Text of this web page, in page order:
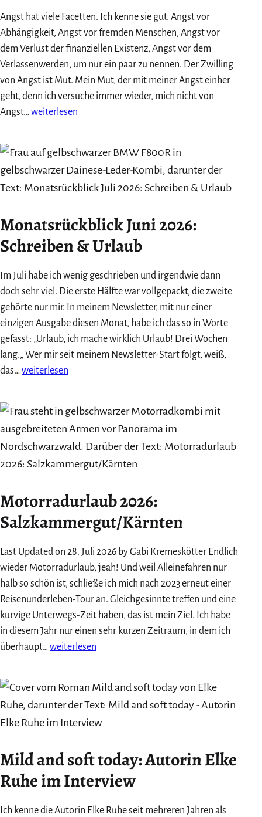
Angst hat viele Facetten. Ich kenne sie gut. Angst vor
Abhängigkeit, Angst vor fremden Menschen, Angst vor
dem Verlust der finanziellen Existenz, Angst vor dem
Verlassenwerden, um nur ein paar zu nennen. Der Zwilling
von Angst ist Mut. Mein Mut, der mit meiner Angst einher
geht, denn ich versuche immer wieder, mich nicht von
Angst… Angst
Was
mir
das
Festival
über
das
Alleinsein
zeigte
weiterlesen
Monatsrückblick Juni 2026:
Schreiben & Urlaub
Im Juli habe ich wenig geschrieben und irgendwie dann
doch sehr viel. Die erste Hälfte war vollgepackt, die zweite
gehörte nur mir. In meinem Newsletter, mit nur einer
einzigen Ausgabe diesen Monat, habe ich das so in Worte
gefasst: „Urlaub, ich mache wirklich Urlaub! Drei Wochen
lang.„ Wer mir seit meinem Newsletter-Start folgt, weiß,
das… Monatsrückblick
Schreiben
&
Urlaub
weiterlesen
Motorradurlaub 2026:
Salzkammergut/Kärnten
Last Updated on 28. Juli 2026 by Gabi Kremeskötter Endlich
wieder Motorradurlaub, jeah! Und weil Alleinefahren nur
halb so schön ist, schließe ich mich nach 2023 erneut einer
Reisenunderleben-Tour an. Gleichgesinnte treffen und eine
kurvige Unterwegs-Zeit haben, das ist mein Ziel. Ich habe
in diesem Jahr nur einen sehr kurzen Zeitraum, in dem ich
überhaupt… Motorradurlaub
weiterlesen
Mild and soft today: Autorin Elke
Ruhe im Interview
Ich kenne die Autorin Elke Ruhe seit mehreren Jahren als